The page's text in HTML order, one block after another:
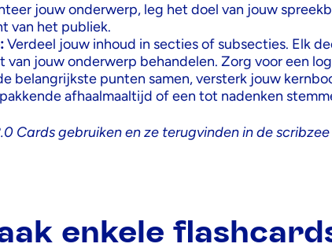
jouw onderwerp, leg het doel van jouw
van het publiek.
Verdeel jouw inhoud in secties of subsecties. Elk
van jouw onderwerp behandelen. Zorg voor een
belangrijkste punten samen, versterk jouw
afhaalmaaltijd of een tot nadenken
Cards gebruikenen ze terugvinden in de
enkele